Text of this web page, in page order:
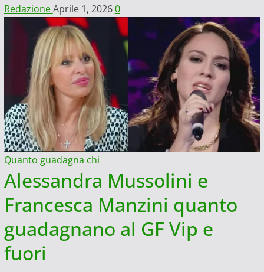
RedazioneAprile 1, 20260
Quanto guadagna chi
Alessandra Mussolini e
Francesca Manzini quanto
guadagnano al GF Vip e
fuori